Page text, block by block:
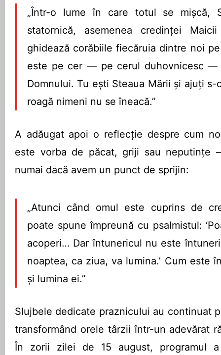
„Într-o lume în care totul se mișcă,
statornică, asemenea credinței
ghidează corăbiile fiecăruia dintre noi
este pe cer — pe cerul duhovnicesc —
Domnului. Tu ești Steaua Mării și ajuți
roagă nimeni nu se îneacă.”
A adăugat apoi o reflecție despre cum
este vorba de păcat, griji sau neputințe
numai dacă avem un punct de sprijin:
„Atunci când omul este cuprins de
poate spune împreună cu psalmistul:
acoperi… Dar întunericul nu este
noaptea, ca ziua, va lumina.’ Cum este
și lumina ei.”
Slujbele dedicate praznicului au continuat
transformând orele târzii într-un adevărat
În zorii zilei de 15 august, programul